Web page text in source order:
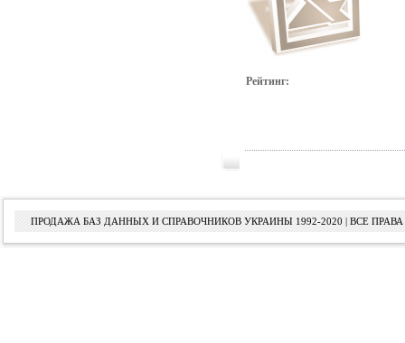
Рейтинг:
ПРОДАЖА БАЗ ДАННЫХ И СПРАВОЧНИКОВ УКРАИНЫ 1992-2020 | ВСЕ